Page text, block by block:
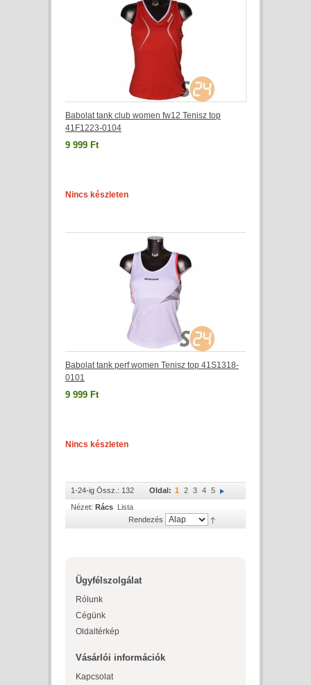
Babolat tank club women fw12 Tenisz top
41F1223-0104
9 999 Ft
Nincs készleten
Babolat tank perf women Tenisz top 41S1318-
0101
9 999 Ft
Nincs készleten
1-24-ig Össz.: 132 Oldal: 1 2 3 4
5
Nézet: Rács Lista
Rendezés
Ügyfélszolgálat
Rólunk
Cégünk
Oldaltérkép
Vásárlói információk
Kapcsolat